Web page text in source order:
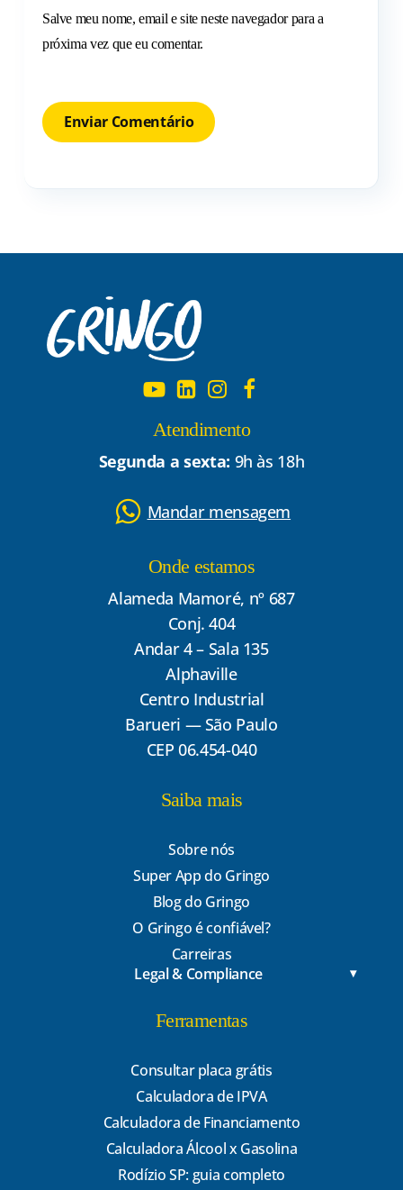
Salve meu nome, email e site neste navegador para a
próxima vez que eu comentar.
Atendimento
Segunda a sexta: 9h às 18h
Mandar mensagem
Onde estamos
Alameda Mamoré, nº 687
Conj. 404
Andar 4 – Sala 135
Alphaville
Centro Industrial
Barueri — São Paulo
CEP 06.454-040
Saiba mais
Sobre nós
Super App do Gringo
Blog do Gringo
O Gringo é confiável?
Carreiras
Legal & Compliance
Ferramentas
Consultar placa grátis
Calculadora de IPVA
Calculadora de Financiamento
Calculadora Álcool x Gasolina
Rodízio SP: guia completo